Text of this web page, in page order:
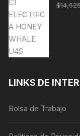
$
LINKS DE
Bolsa de Trabajo